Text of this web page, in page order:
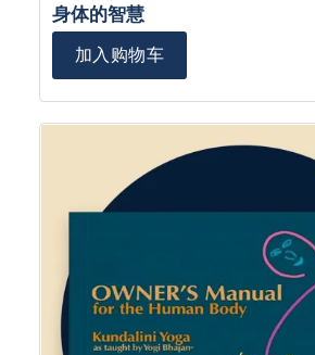
身体的智慧
加入购物车